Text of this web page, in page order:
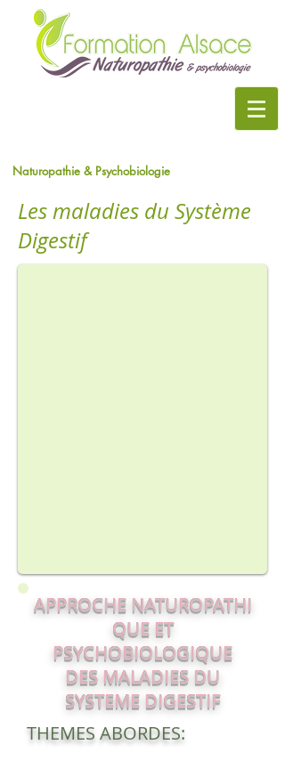
Naturopathie & Psychobiologie
Les maladies du Système
Digestif
APPROCHE NATUROPATHI
QUE ET
PSYCHOBIOLOGIQUE
DES MALADIES DU
SYSTEME DIGESTIF
THEMES ABORDES: